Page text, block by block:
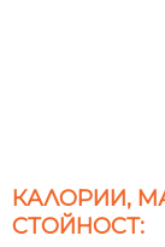
КАЛОРИИ,
СТОЙНОСТ: